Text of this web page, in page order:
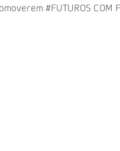
#FUTUROS COM